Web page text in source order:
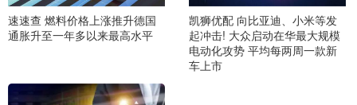
速速查 燃料价格上涨推升德国
通胀升至一年多以来最高水平
凯狮优配 向比亚迪、小米等发
起冲击! 大众启动在华最大规模
电动化攻势 平均每两周一款新
车上市